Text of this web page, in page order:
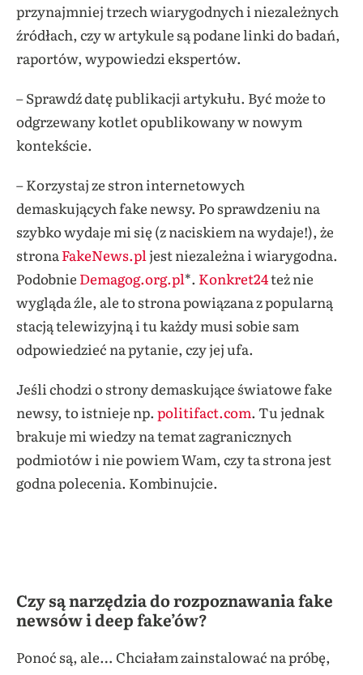
przynajmniej trzech wiarygodnych i niezależnych
źródłach, czy w artykule są podane linki do badań,
raportów, wypowiedzi ekspertów.
– Sprawdź datę publikacji artykułu. Być może to
odgrzewany kotlet opublikowany w nowym
kontekście.
– Korzystaj ze stron internetowych
demaskujących fake newsy. Po sprawdzeniu na
szybko wydaje mi się (z naciskiem na wydaje!), że
stronaFakeNews.pljest niezależna i wiarygodna.
Podobnie Demagog.org.pl*. Konkret24też nie
wygląda źle, ale to strona powiązana z popularną
stacją telewizyjną i tu każdy musi sobie sam
odpowiedzieć na pytanie, czy jej ufa.
Jeśli chodzi o strony demaskujące światowe fake
newsy, to istnieje np. politifact.com. Tu jednak
brakuje mi wiedzy na temat zagranicznych
podmiotów i nie powiem Wam, czy ta strona jest
godna polecenia. Kombinujcie.
Czy są narzędzia do rozpoznawania fake
newsów i deep fake’ów?
Ponoć są, ale… Chciałam zainstalować na próbę,